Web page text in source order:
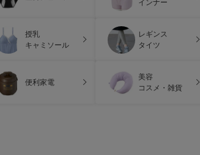
インナー
授乳
キャミソール
レギンス
タイツ
便利家電
美容
コスメ・雑貨